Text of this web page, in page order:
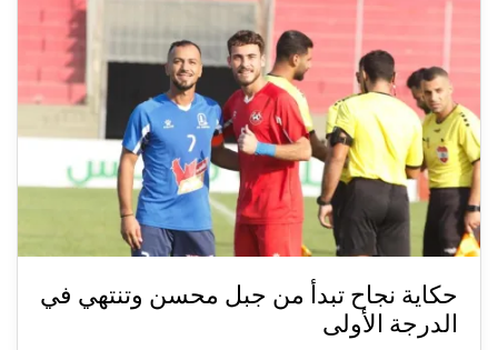
حكاية نجاح تبدأ من جبل محسن وتنتهي في
الدرجة الأولى